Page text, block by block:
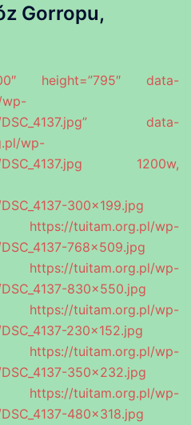
Gorropu,
height=”795″ data-
wp-
DSC_4137.jpg” data-
wp-
DSC_4137.jpg 1200w,
300×199.jpg
wp-
768×509.jpg
wp-
830×550.jpg
wp-
230×152.jpg
wp-
350×232.jpg
wp-
480×318.jpg